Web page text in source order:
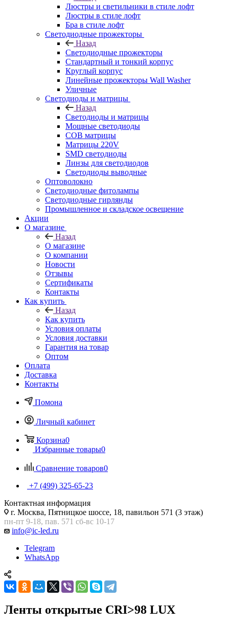
Люстры и светильники в стиле лофт
Люстры в стиле лофт
Бра в стиле лофт
Светодиодные прожекторы
Назад
Светодиодные прожекторы
Стандартный и тонкий корпус
Круглый корпус
Линейные прожекторы Wall Washer
Уличные
Светодиоды и матрицы
Назад
Светодиоды и матрицы
Мощные светодиоды
COB матрицы
Матрицы 220V
SMD светодиоды
Линзы для светодиодов
Светодиоды выводные
Оптоволокно
Светодиодные фитолампы
Светодиодные гирлянды
Промышленное и складское освещение
Акции
О магазине
Назад
О магазине
О компании
Новости
Отзывы
Сертификаты
Контакты
Как купить
Назад
Как купить
Условия оплаты
Условия доставки
Гарантия на товар
Оптом
Оплата
Доставка
Контакты
Помона
Личный кабинет
Корзина0
Избранные товары0
Сравнение товаров0
+7 (499) 325-65-23
Контактная информация
г. Москва, Пятницкое шоссе, 18, павильон 571 (3 этаж)
пн-пт 9-18, пав. 571 сб-вс 10-17
info@ic-led.ru
Telegram
WhatsApp
Ленты открытые CRI>98 LUX